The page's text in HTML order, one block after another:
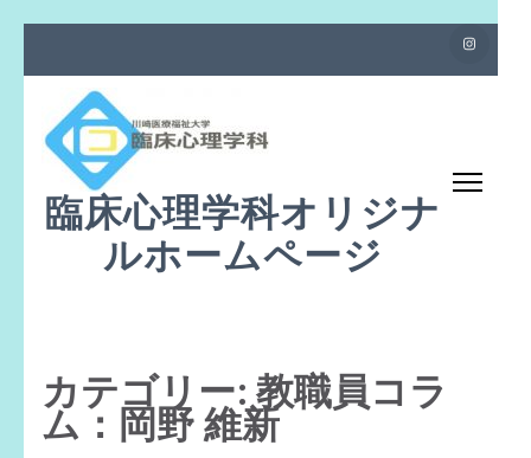
ン
(Enter
臨床心理学科オリジナ
ルホームページ
カテゴリー: 教職員コラ
ム：岡野 維新